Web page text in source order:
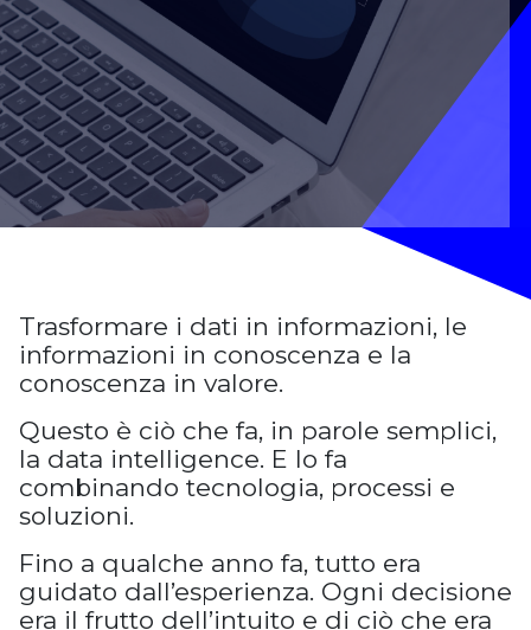
Trasformare i dati in informazioni, le
informazioni in conoscenza e la
conoscenza in valore.
Questo è ciò che fa, in parole semplici,
la data intelligence. E lo fa
combinando tecnologia, processi e
soluzioni.
Fino a qualche anno fa, tutto era
guidato dall’esperienza. Ogni decisione
era il frutto dell’intuito e di ciò che era